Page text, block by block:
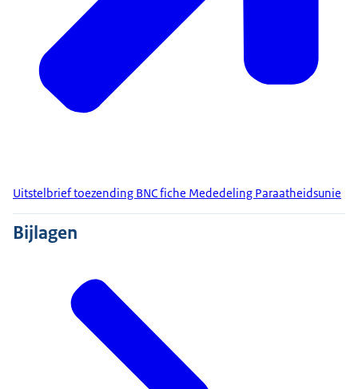
Uitstelbrief toezending BNC fiche Mededeling Paraatheidsunie
Bijlagen